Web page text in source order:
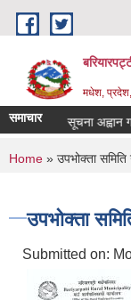
Skip to main content
मधेश, प्रदेश,
समाचारपटक सूचना अह्वान
You are
Home » उपभोक्ता
उपभोक्ता
Submitted on: